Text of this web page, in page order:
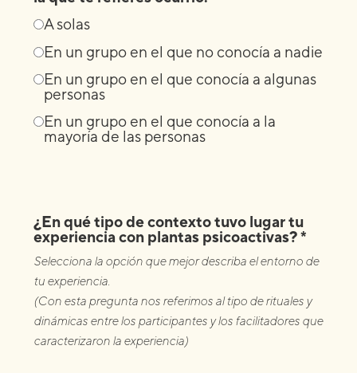
A solas
En un grupo en el que no conocía a nadie
En un grupo en el que conocía a algunas
personas
En un grupo en el que conocía a la
mayoría de las personas
¿En qué tipo de contexto tuvo lugar tu
experiencia con plantas psicoactivas? *
Selecciona la opción que mejor describa el entorno de
tu experiencia.
(Con esta pregunta nos referimos al tipo de rituales y
dinámicas entre los participantes y los facilitadores que
caracterizaron la experiencia)